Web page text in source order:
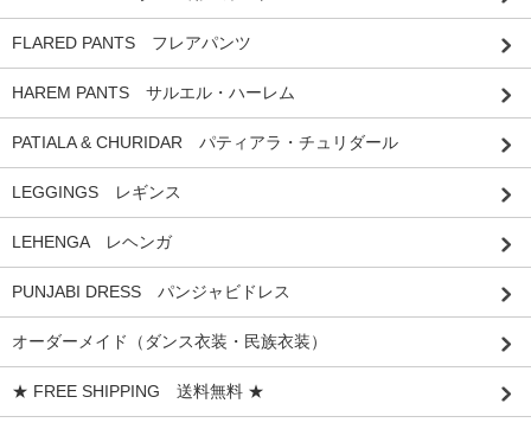
FLARED PANTS フレアパンツ
HAREM PANTS サルエル・ハーレム
PATIALA & CHURIDAR パティアラ・チュリダール
LEGGINGS レギンス
LEHENGA レヘンガ
PUNJABI DRESS パンジャビドレス
オーダーメイド（ダンス衣装・民族衣装）
★ FREE SHIPPING 送料無料 ★